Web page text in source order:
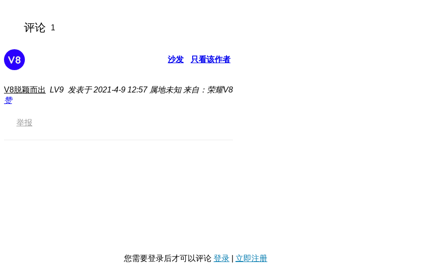
评论 1
沙发 只看该作者
V8脱颖而出 LV9 发表于 2021-4-9 12:57 属地未知 来自：荣耀V8
赞
举报
您需要登录后才可以评论 登录 立即注册